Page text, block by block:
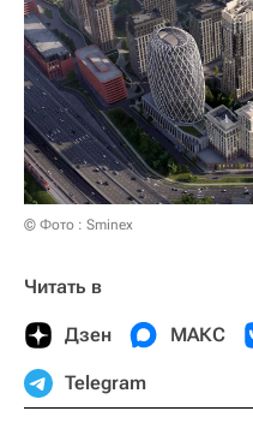
© Фото : Sminex
Читать в
Дзен МАКС
Telegram